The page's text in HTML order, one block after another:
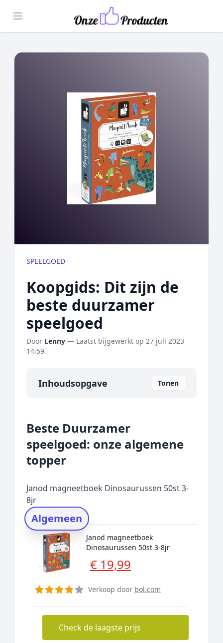
Open menu
SPEELGOED
Koopgids: Dit zijn de
beste duurzamer
speelgoed
Door Lenny — Laatst bijgewerkt op 27 juli 2023
14:59
Inhoudsopgave Tonen
Onze algemene topper
Prijs topper
Populaire merken
Onderzoeksmethode
Alternatieven
Prijsniveaus
Beste Duurzamer
speelgoed: onze algemene
topper
Janod magneetboek Dinosaurussen 50st 3-
8jr
Algemeen
Janod magneetboek
Dinosaurussen 50st 3-8jr
€ 19,99
Verkoop door bol.com
Check de laagste prijs